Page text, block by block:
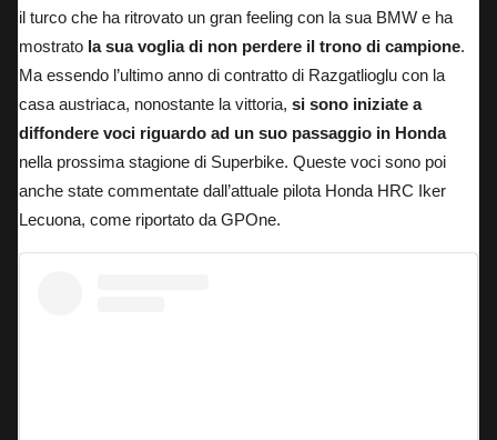
il turco che ha ritrovato un gran feeling con la sua BMW e ha
mostrato la sua voglia di non perdere il trono di campione.
Ma essendo l’ultimo anno di contratto di Razgatlioglu con la
casa austriaca, nonostante la vittoria, si sono iniziate a
diffondere voci riguardo ad un suo passaggio in Honda
nella prossima stagione di Superbike. Queste voci sono poi
anche state commentate dall’attuale pilota Honda HRC Iker
Lecuona, come riportato da GPOne.